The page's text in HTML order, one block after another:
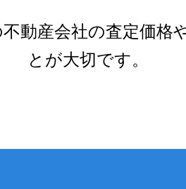
動産会社の査定価格
とが大切です。